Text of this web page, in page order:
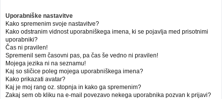
Uporabniške nastavitve
Kako spremenim svoje nastavitve?
Kako odstranim vidnost uporabniškega imena, ki se pojavlja med prisotnimi
uporabniki?
Čas ni pravilen!
Spremenil sem časovni pas, pa čas še vedno ni pravilen!
Mojega jezika ni na seznamu!
Kaj so sličice poleg mojega uporabniškega imena?
Kako prikazati avatar?
Kaj je moj rang oz. stopnja in kako ga spremenim?
Zakaj sem ob kliku na e-mail povezavo nekega uporabnika pozvan k prijavi?